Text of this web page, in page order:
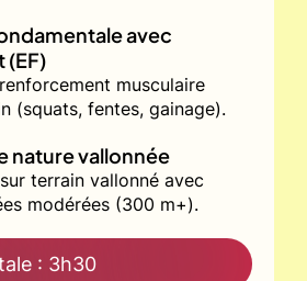
avec
musculaire
(squats, fentes, gainage).
nature vallonnée
terrain vallonné avec
modérées (300 m+).
: 3h30